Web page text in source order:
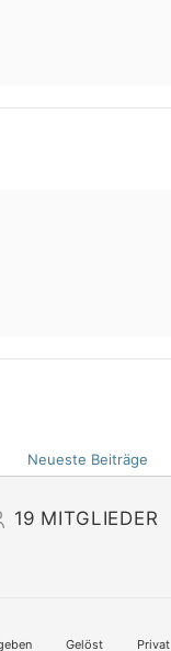
Neueste Beiträge
19 MITGLIEDER
Gelöst Privat